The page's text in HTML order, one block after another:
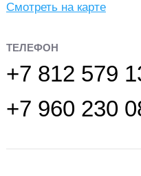
Смотреть на карте
ТЕЛЕФОН
+7 812 579
+7 960 230